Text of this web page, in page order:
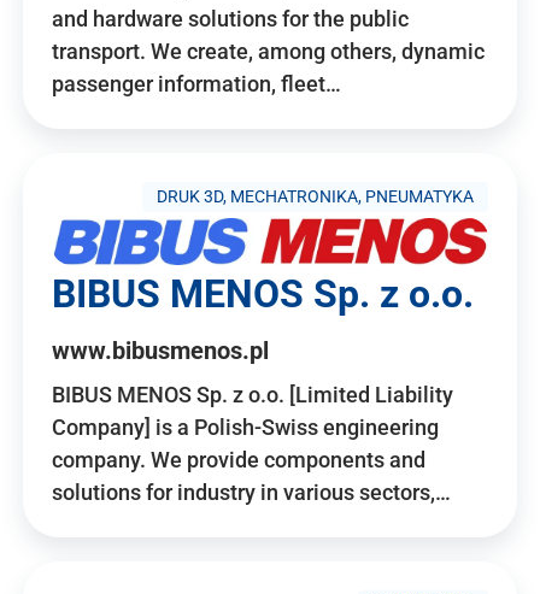
and hardware solutions for the public
transport. We create, among others, dynamic
passenger information, fleet…
DRUK 3D, MECHATRONIKA, PNEUMATYKA
BIBUS MENOS Sp. z o.o.
www.bibusmenos.pl
BIBUS MENOS Sp. z o.o. [Limited Liability
Company] is a Polish-Swiss engineering
company. We provide components and
solutions for industry in various sectors,…